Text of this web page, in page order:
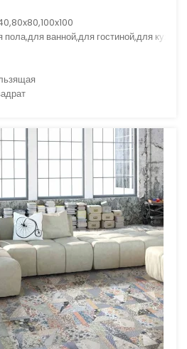
ванной,для гостиной,для кухни